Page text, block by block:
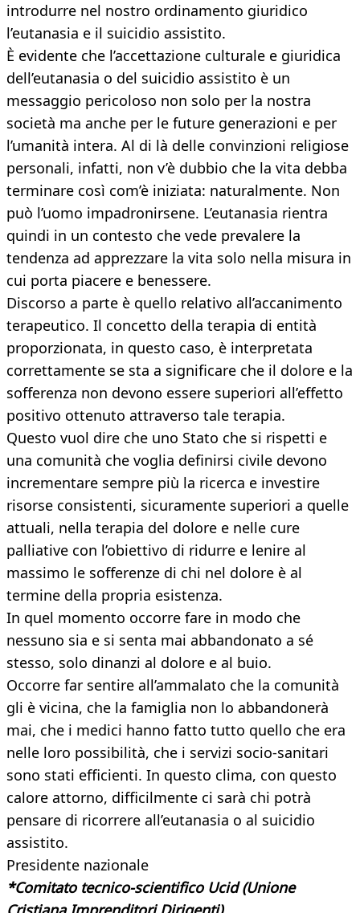
introdurre nel nostro ordinamento giuridico
l’eutanasia e il suicidio assistito.
È evidente che l’accettazione culturale e giuridica
dell’eutanasia o del suicidio assistito è un
messaggio pericoloso non solo per la nostra
società ma anche per le future generazioni e per
l’umanità intera. Al di là delle convinzioni religiose
personali, infatti, non v’è dubbio che la vita debba
terminare così com’è iniziata: naturalmente. Non
può l’uomo impadronirsene. L’eutanasia rientra
quindi in un contesto che vede prevalere la
tendenza ad apprezzare la vita solo nella misura in
cui porta piacere e benessere.
Discorso a parte è quello relativo all’accanimento
terapeutico. Il concetto della terapia di entità
proporzionata, in questo caso, è interpretata
correttamente se sta a significare che il dolore e la
sofferenza non devono essere superiori all’effetto
positivo ottenuto attraverso tale terapia.
Questo vuol dire che uno Stato che si rispetti e
una comunità che voglia definirsi civile devono
incrementare sempre più la ricerca e investire
risorse consistenti, sicuramente superiori a quelle
attuali, nella terapia del dolore e nelle cure
palliative con l’obiettivo di ridurre e lenire al
massimo le sofferenze di chi nel dolore è al
termine della propria esistenza.
In quel momento occorre fare in modo che
nessuno sia e si senta mai abbandonato a sé
stesso, solo dinanzi al dolore e al buio.
Occorre far sentire all’ammalato che la comunità
gli è vicina, che la famiglia non lo abbandonerà
mai, che i medici hanno fatto tutto quello che era
nelle loro possibilità, che i servizi socio-sanitari
sono stati efficienti. In questo clima, con questo
calore attorno, difficilmente ci sarà chi potrà
pensare di ricorrere all’eutanasia o al suicidio
assistito.
Presidente nazionale
*Comitato tecnico-scientifico Ucid (Unione